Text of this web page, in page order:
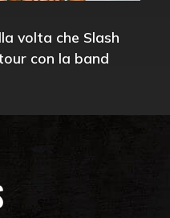
volta che Slash
con la band